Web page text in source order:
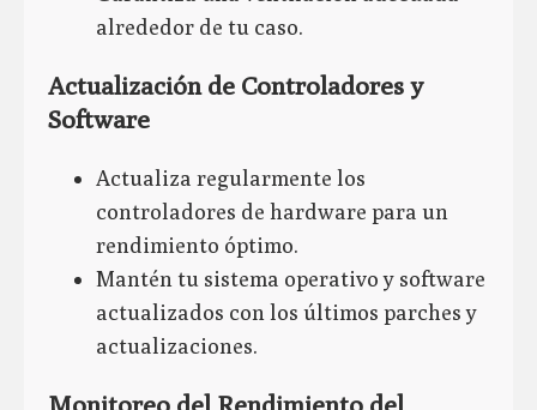
alrededor de tu caso.
Actualización de Controladores y
Software
Actualiza regularmente los
controladores de hardware para un
rendimiento óptimo.
Mantén tu sistema operativo y software
actualizados con los últimos parches y
actualizaciones.